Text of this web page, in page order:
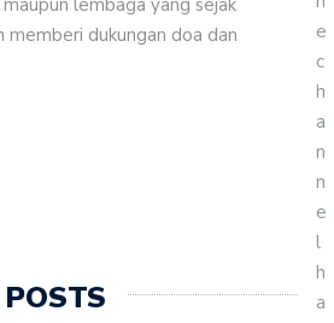
dukungan doa dan
e
c
h
a
n
n
e
l
h
a